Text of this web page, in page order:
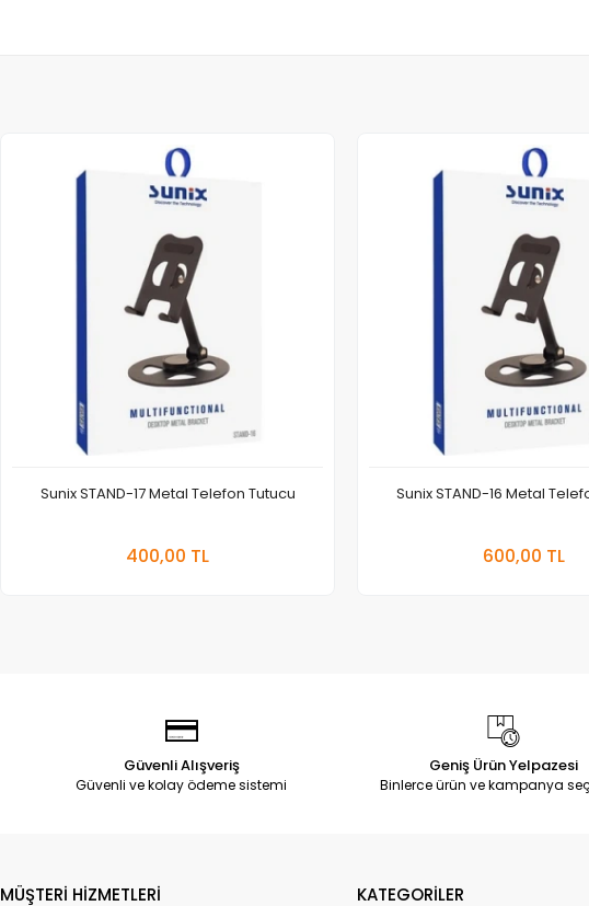
Sunix STAND-17 Metal Telefon Tutucu
400,00 TL
Sunix STAND-16 Metal
600,00 TL
Güvenli Alışveriş
Güvenli ve kolay ödeme sistemi
Geniş Ürün Yelpazesi
Binlerce ürün ve kampanya
MÜŞTERİ HİZMETLERİ KATEGORİLER